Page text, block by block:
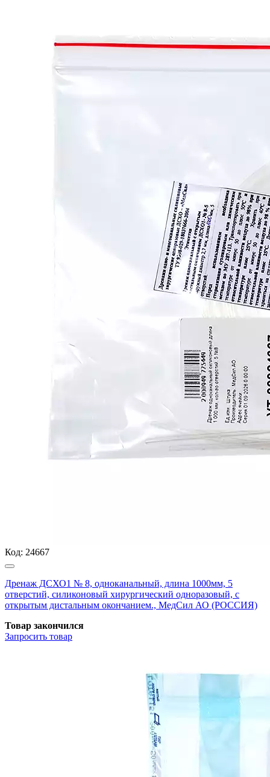
Код: 24667
Дренаж ДСХО1 № 8, одноканальный, длина 1000мм, 5
отверстий, силиконовый хирургический одноразовый, с
открытым дистальным окончанием., МедСил АО (РОССИЯ)
Товар закончился
Запросить товар